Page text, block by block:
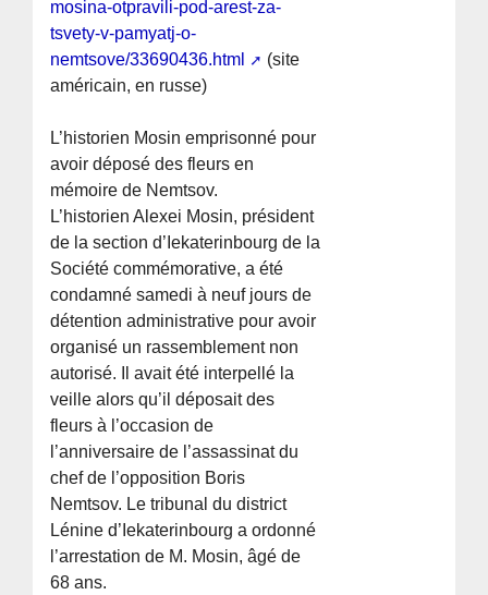
mosina-otpravili-pod-arest-za-
tsvety-v-pamyatj-o-
nemtsove/33690436.html
(site
américain, en russe)
L’historien Mosin emprisonné pour
avoir déposé des fleurs en
mémoire de Nemtsov.
L’historien Alexei Mosin, président
de la section d’Iekaterinbourg de la
Société commémorative, a été
condamné samedi à neuf jours de
détention administrative pour avoir
organisé un rassemblement non
autorisé. Il avait été interpellé la
veille alors qu’il déposait des
fleurs à l’occasion de
l’anniversaire de l’assassinat du
chef de l’opposition Boris
Nemtsov. Le tribunal du district
Lénine d’Iekaterinbourg a ordonné
l’arrestation de M. Mosin, âgé de
68 ans.